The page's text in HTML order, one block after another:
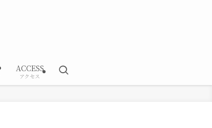
ACCESS
アクセス